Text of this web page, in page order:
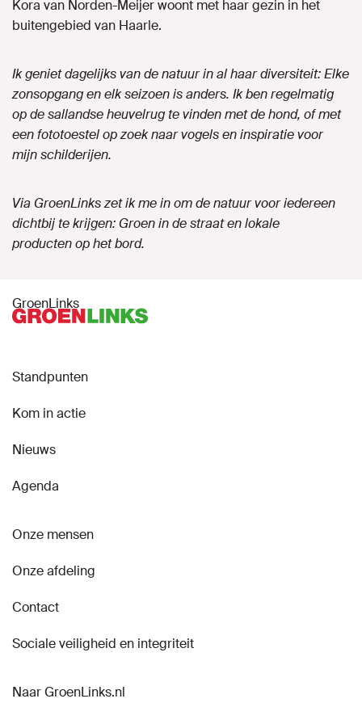
Kora van Norden-Meijer woont met haar gezin in het
buitengebied van Haarle.
Ik geniet dagelijks van de natuur in al haar diversiteit: Elke
zonsopgang en elk seizoen is anders. Ik ben regelmatig
op de sallandse heuvelrug te vinden met de hond, of met
een fototoestel op zoek naar vogels en inspiratie voor
mijn schilderijen.
Via GroenLinks zet ik me in om de natuur voor iedereen
dichtbij te krijgen: Groen in de straat en lokale
producten op het bord.
GroenLinks
Standpunten
Kom in actie
Nieuws
Agenda
Onze mensen
Onze afdeling
Contact
Sociale veiligheid en integriteit
Naar GroenLinks.nl
Naar GroenLinks.nl
MIJN GROENLINKS